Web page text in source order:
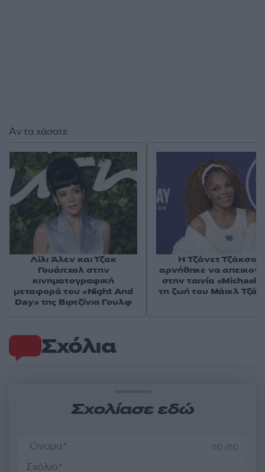
Σχόλια
Σχολίασε εδώ
50 /50
Αν τα χάσατε
Λίλι Άλεν και Τζακ
Γουάιτχολ στην
κινηματογραφική
μεταφορά του «Night And
Day» της Βιρτζίνια Γουλφ
Η Τζάνετ Τζάκσον
αρνήθηκε να
στην ταινία «Michael»
τη ζωή του Μάικλ